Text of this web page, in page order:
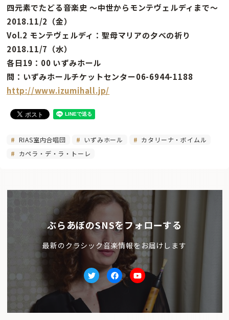
四元素でたどる音楽史 〜中世からモンテヴェルディまで〜
2018.11/2（金）
Vol.2 モンテヴェルディ：聖母マリアの夕べの祈り
2018.11/7（水）
各日19：00 いずみホール
問：いずみホールチケットセンター06-6944-1188
http://www.izumihall.jp/
RIAS室内合唱団 いずみホール
カタリーナ・ボイムル
カペラ・デ・ラ・トーレ
ぶらあぼのSNSをフォローする
最新のクラシック音楽情報をお届けします
TwitterfacebookYoutube